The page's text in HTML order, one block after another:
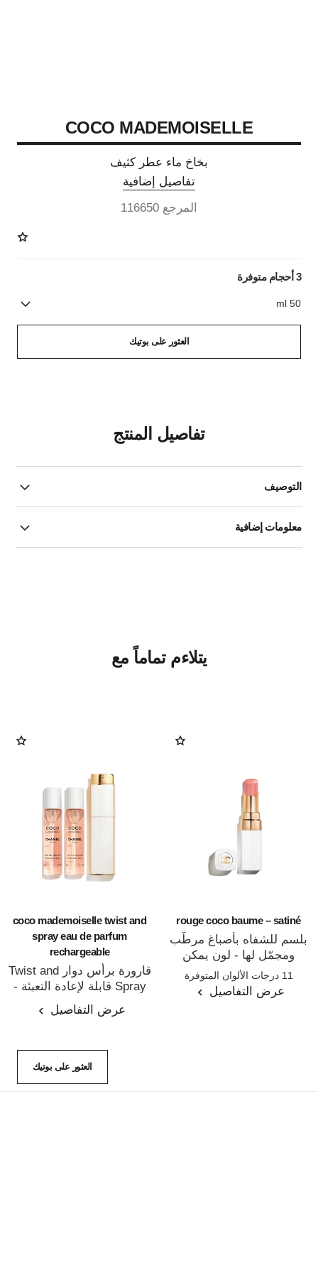
COCO MADEMOISELLE
بخاخ ماء عطر كثيف
تفاصيل إضافية
المرجع 116650
3 أحجام متوفرة
50 ml
العثور على بوتيك
تفاصيل المنتج
التوصيف
معلومات إضافية
يتلاءم تماماً مع
rouge coco baume – satiné
بلسم للشفاه بأصباغ مرطّب
ومجمّل لها - لون يمكن
التحكم في كثافته
المرجع 171928
11 درجات الألوان المتوفرة
عرض التفاصيل
coco mademoiselle twist and
spray eau de parfum
rechargeable
قارورة برأس دوار Twist and
Spray قابلة لإعادة التعبئة -
ماء العطر
عرض التفاصيل
العثور على بوتيك